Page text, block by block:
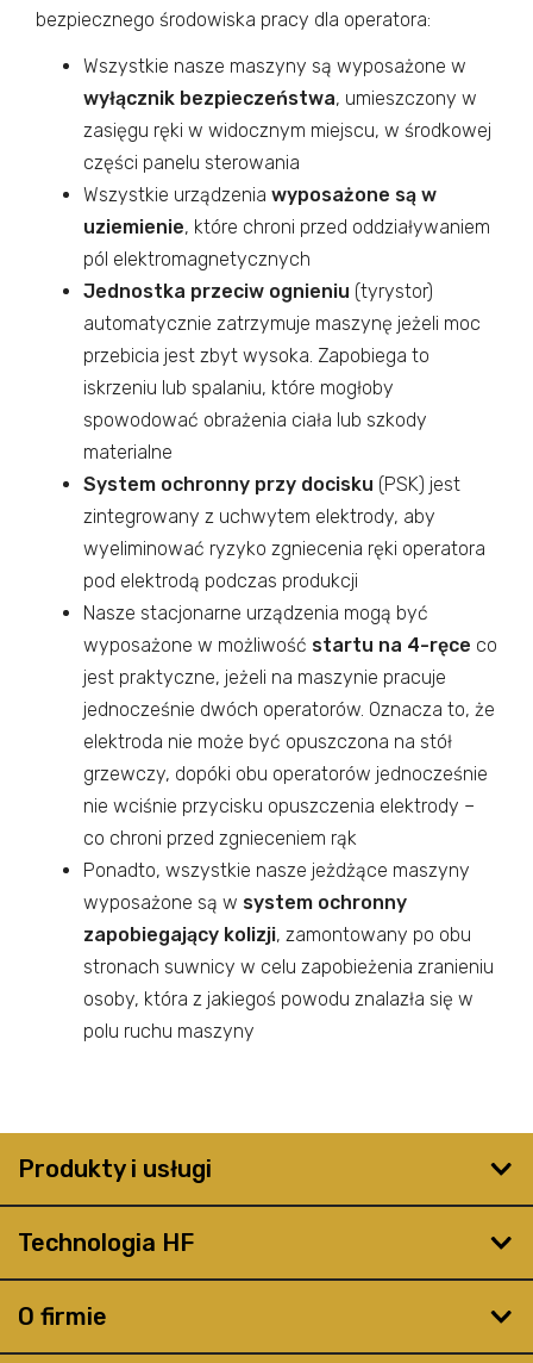
bezpiecznego środowiska pracy dla operatora:
Wszystkie nasze maszyny są wyposażone w
wyłącznik bezpieczeństwa, umieszczony w
zasięgu ręki w widocznym miejscu, w środkowej
części panelu sterowania
Wszystkie urządzenia wyposażone są w
uziemienie, które chroni przed oddziaływaniem
pól elektromagnetycznych
Jednostka przeciw ognieniu (tyrystor)
automatycznie zatrzymuje maszynę jeżeli moc
przebicia jest zbyt wysoka. Zapobiega to
iskrzeniu lub spalaniu, które mogłoby
spowodować obrażenia ciała lub szkody
materialne
System ochronny przy docisku (PSK) jest
zintegrowany z uchwytem elektrody, aby
wyeliminować ryzyko zgniecenia ręki operatora
pod elektrodą podczas produkcji
Nasze stacjonarne urządzenia mogą być
wyposażone w możliwość startu na 4-ręce co
jest praktyczne, jeżeli na maszynie pracuje
jednocześnie dwóch operatorów. Oznacza to, że
elektroda nie może być opuszczona na stół
grzewczy, dopóki obu operatorów jednocześnie
nie wciśnie przycisku opuszczenia elektrody –
co chroni przed zgnieceniem rąk
Ponadto, wszystkie nasze jeżdżące maszyny
wyposażone są w system ochronny
zapobiegający kolizji, zamontowany po obu
stronach suwnicy w celu zapobieżenia zranieniu
osoby, która z jakiegoś powodu znalazła się w
polu ruchu maszyny
Produkty i usługi
Technologia HF
O firmie